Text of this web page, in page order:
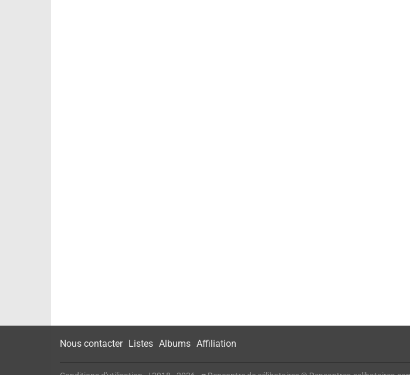
Nous contacter Listes Albums Affiliation